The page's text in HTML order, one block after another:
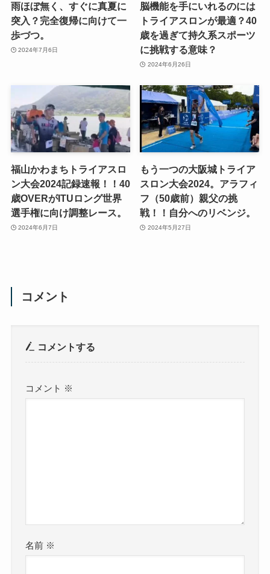
雨ほぼ無く、すぐに真夏に
突入？完全復帰に向けて一
歩づつ。
2024年7月6日
脳機能を手にいれるのには
トライアスロンが最適？40
歳を過ぎて持久系スポーツ
に挑戦する意味？
2024年6月26日
福山かわまちトライアスロ
ン大会2024記録速報！！40
歳OVERがITUロング世界
選手権に向け調整レース。
2024年6月7日
もう一つの大阪城トライア
スロン大会2024。アラフィ
フ（50歳前）親父の挑
戦！！自分へのリベンジ。
2024年5月27日
コメント
コメントする
コメント ※
名前 ※